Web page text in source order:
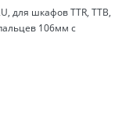
для шкафов TTR, TTB,
106мм с